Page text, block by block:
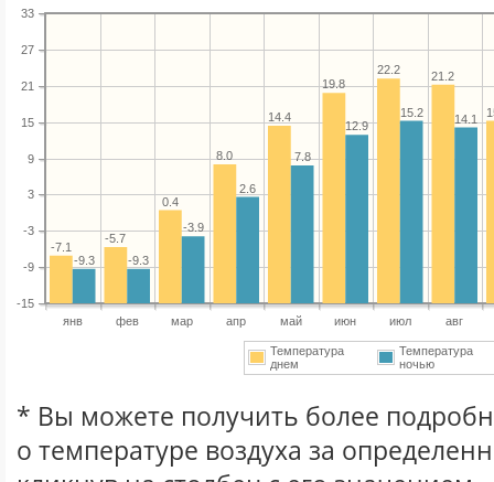
янв фев мар апр май июн июл авг
-15
-9
-3
3
9
15
21
27
33
21.2
22.2
19.8
14.4
8.0
0.4
-5.7
-7.1
14.1
15.2
12.9
7.8
2.6
-3.9
-9.3
-9.3
Температура
днем
Температура
ночью
* Вы можете получить более
о температуре воздуха за